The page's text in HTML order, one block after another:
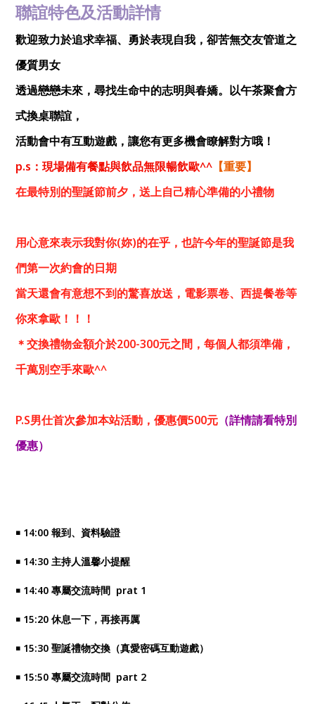
聯誼特色及活動詳情
歡迎致力於追求幸福、勇於表現自我，卻苦無交友管道之
優質男女
透過戀戀未來 ，尋找生命中的志明與春嬌。以午茶聚會方
式換桌聯誼，
活動會中有互動遊戲，讓您有更多機會瞭解對方哦！
p.s：現場備有餐點與飲品無限暢飲歐^^ 【重要】
在最特別的聖誕節前夕，送上自己精心準備的小禮物
用心意來表示我對你(妳)的在乎，也許今年的聖誕節是我
們第一次約會的日期
當天還會有意想不到的驚喜放送，電影票卷、西提餐卷等
你來拿歐！！！
＊交換禮物金額介於200-300元之間，每個人都須準備，
千萬別空手來歐^^
P.S男仕首次參加本站活動，優惠價500元 （詳情請看特別
優惠）
￭ 14:00 報到、資料驗證
￭ 14:30 主持人溫馨小提醒
￭ 14:40 專屬交流時間 prat 1
￭ 15:20 休息一下，再接再厲
￭ 15:30 聖誕禮物交換（真愛密碼互動遊戲）
￭ 15:50 專屬交流時間 part 2